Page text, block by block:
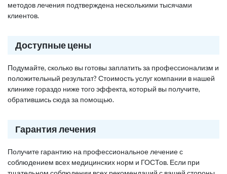
методов лечения подтверждена несколькими тысячами
клиентов.
Доступные цены
Подумайте, сколько вы готовы заплатить за профессионализм и
положительный результат? Стоимость услуг компании в нашей
клинике гораздо ниже того эффекта, который вы получите,
обратившись сюда за помощью.
Гарантия лечения
Получите гарантию на профессиональное лечение с
соблюдением всех медицинских норм и ГОСТов. Если при